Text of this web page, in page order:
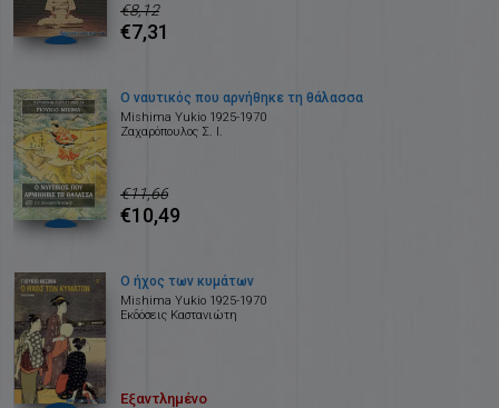
€8,12
€7,31
Ο ναυτικός που αρνήθηκε τη θάλασσα
Mishima Yukio 1925-1970
Ζαχαρόπουλος Σ. Ι.
€11,66
€10,49
Ο ήχος των κυμάτων
Mishima Yukio 1925-1970
Εκδόσεις Καστανιώτη
Εξαντλημένο